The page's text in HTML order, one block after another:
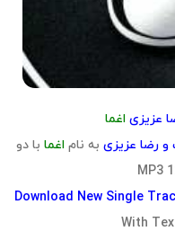
عزیزی اغما
و رضا عزیزی به نام اغما با دو
Download New Single
With